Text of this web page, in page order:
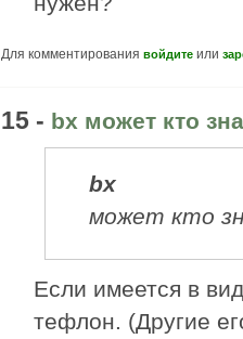
Для комментирования войдите или
15 - bx может кто
bx
может кто
Если имеется в
тефлон. (Другие